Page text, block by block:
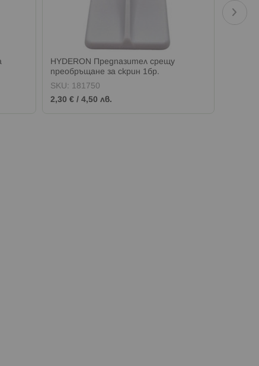
HYDERON Предпазител срещу
преобръщане за скрин 1бр.
SKU: 181750
2,30 € / 4,50 лв.